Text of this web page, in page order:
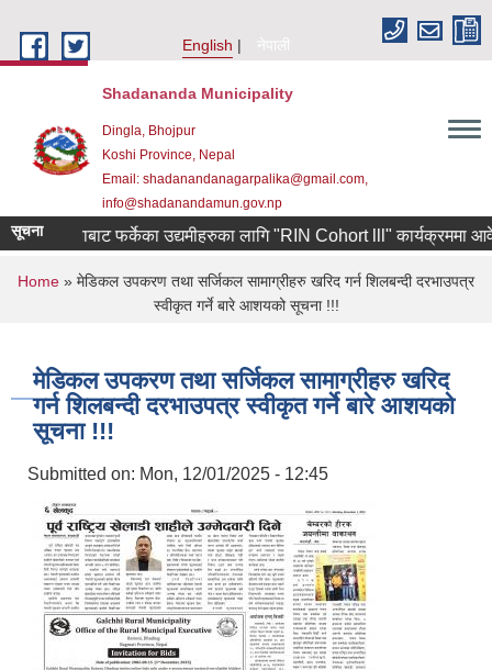
English
नेपाली
Shadananda Municipality
Dingla, Bhojpur
Koshi Province, Nepal
Email: shadanandanagarpalika@gmail.com,
info@shadanandamun.gov.np
सूचनाकोरियाबाट फर्केका उद्यमीहरुका लागि "RIN Cohort lll" कार्यक्रममा
You are here
Home » मेडिकल उपकरण तथा सर्जिकल सामाग्रीहरु खरिद गर्न शिलबन्दी दरभाउपत्र
स्वीकृत गर्ने बारे आशयको सूचना !!!
मेडिकल उपकरण तथा सर्जिकल सामाग्रीहरु खरिद
गर्न शिलबन्दी दरभाउपत्र स्वीकृत गर्ने बारे आशयको
सूचना !!!
Submitted on: Mon, 12/01/2025 - 12:45